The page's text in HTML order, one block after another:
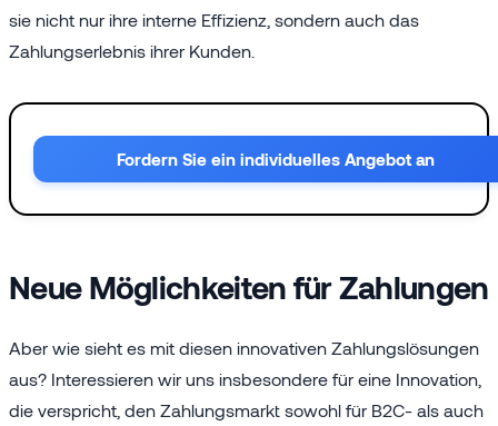
sie nicht nur ihre interne Effizienz, sondern auch das
Zahlungserlebnis ihrer Kunden.
Fordern Sie ein individuelles Angebot an
Neue Möglichkeiten für Zahlungen
Aber wie sieht es mit diesen innovativen Zahlungslösungen
aus? Interessieren wir uns insbesondere für eine Innovation,
die verspricht, den Zahlungsmarkt sowohl für B2C- als auch